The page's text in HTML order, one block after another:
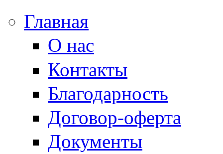
Главная
О нас
Контакты
Благодарность
Договор-оферта
Документы